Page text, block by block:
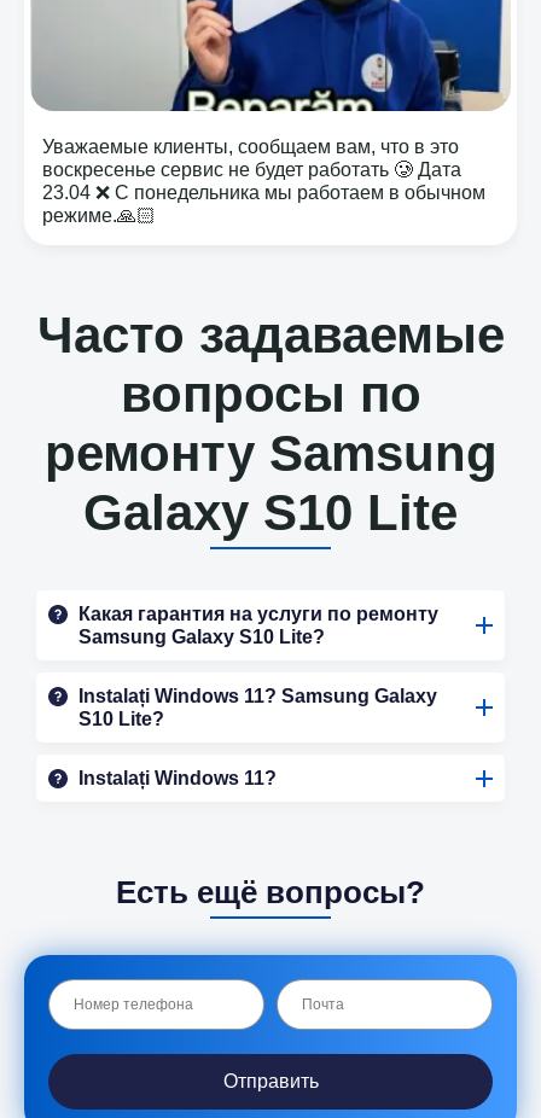
Уважаемые клиенты, сообщаем вам, что в это
воскресенье сервис не будет работать 🥲 Дата
23.04 ❌ С понедельника мы работаем в обычном
режиме.🙏🏻
Часто задаваемые
вопросы по
ремонту Samsung
Galaxy S10 Lite
Какая гарантия на услуги по ремонту
Samsung Galaxy S10 Lite?
Instalați Windows 11? Samsung Galaxy
S10 Lite?
Instalați Windows 11?
Есть ещё вопросы?
Отправить